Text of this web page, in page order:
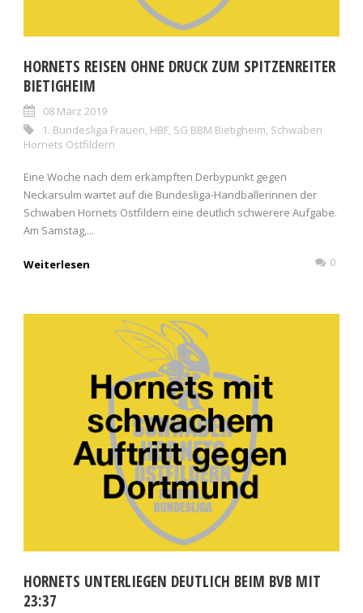
HORNETS REISEN OHNE DRUCK ZUM SPITZENREITER
BIETIGHEIM
08 März 2019
1. Bundesliga Frauen, HBF, SG BBM Bietigheim, Schwaben
Hornets Ostfildern
Eine Woche nach dem erkämpften Derbypunkt gegen
Neckarsulm wartet auf die Bundesliga-Handballerinnen der
Schwaben Hornets Ostfildern eine deutlich schwerere Aufgabe.
Am Samstag,...
Weiterlesen 0
HORNETS UNTERLIEGEN DEUTLICH BEIM BVB MIT
23:37